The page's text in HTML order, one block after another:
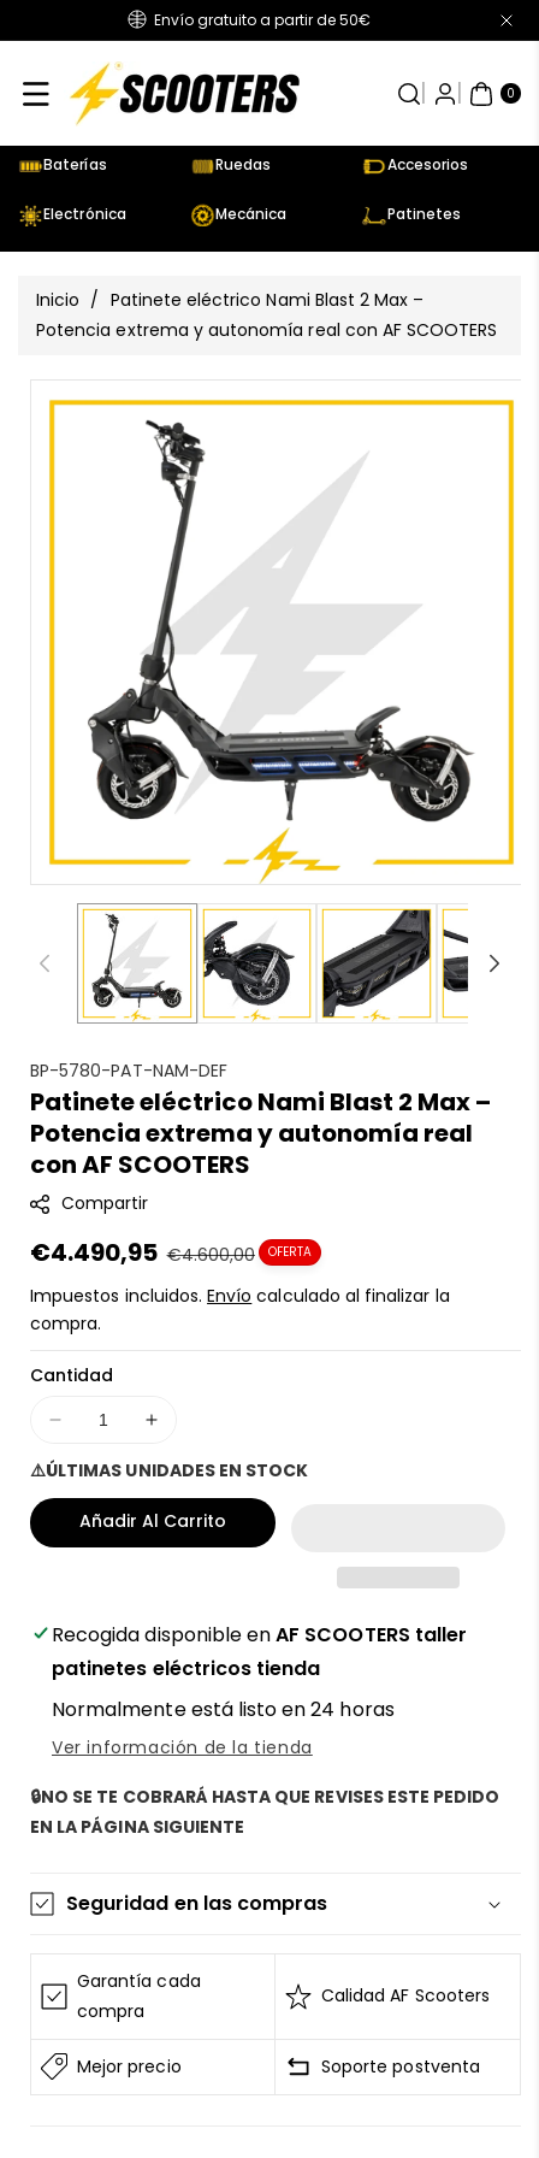
Envío gratuito a partir de 50€
0
AR
TÍC
UL
Baterías Ruedas Accesorios
Electrónica Mecánica Patinetes
Inicio / Patinete eléctrico Nami Blast 2 Max –
Potencia extrema y autonomía real con AF SCOOTERS
A La
S
K
U
:
BP-5780-PAT-NAM-DEF
Patinete eléctrico Nami Blast 2 Max –
Potencia extrema y autonomía real
con AF SCOOTERS
Compartir
Precio
en
oferta
€4.490,95 Precio
regular
€4.600,00 OFERTA
Impuestos incluidos.Envío calculado al finalizar la
compra.
Cantidad
Disminuir
cantidad
para
Patinete
eléctrico
Max
Potencia
extrema
autonomía
con
AF
Aumentar
para
Patinete
eléctrico
Max
Potencia
extrema
autonomía
con
AF
⚠️ÚLTIMAS UNIDADES EN STOCK
Añadir Al Carrito
Recogida disponible enAF SCOOTERS taller
patinetes eléctricos tienda
Normalmente está listo en 24 horas
Ver información de la tienda
🔒NO SE TE COBRARÁ HASTA QUE REVISES ESTE PEDIDO
EN LA PÁGINA SIGUIENTE
Seguridad en las compras
La información de las tarjetas se mantiene
segura y sin riesgos
AF SCOOTERS
sigue el Estándar de Seguridad de
Datos para la Industria de Tarjeta de Pago
Todos los datos están cifrados
AF SCOOTERSbajo ninguna circunstancia
Garantía cada
compra
Calidad AF Scooters
Mejor precio Soporte postventa